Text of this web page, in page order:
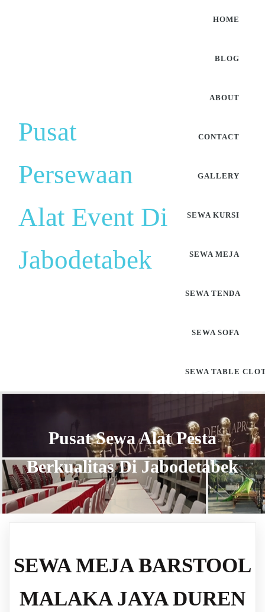
Pusat
Persewaan
Alat Event Di
Jabodetabek
HOME
BLOG
ABOUT
CONTACT
GALLERY
SEWA KURSI
SEWA MEJA
SEWA TENDA
SEWA SOFA
SEWA TABLE
Pusat Sewa Alat Pesta
Berkualitas Di Jabodetabek
SEWA MEJA BARSTOOL
MALAKA JAYA DUREN